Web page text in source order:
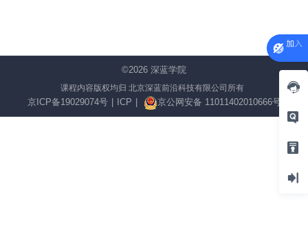
©2026 深蓝学院
课程内容版权均归 北京深蓝前沿科技有限公司所有
京ICP备19029074号 ICP 京公网安备 11011402010666号